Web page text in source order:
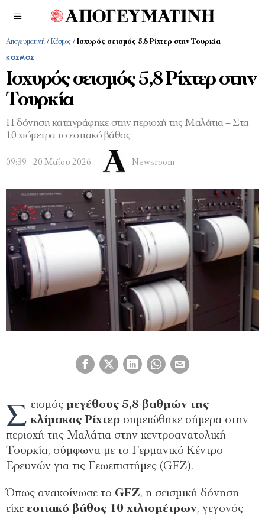
Απογευματινή / Κόσμος / Ισχυρός σεισμός 5,8 Ρίχτερ στην Τουρκία
ΚΌΣΜΟΣ
Ισχυρός σεισμός 5,8 Ρίχτερ στην
Τουρκία
Η δόνηση καταγράφηκε στην περιοχή της Μαλάτια – Στα
10 χιόμετρα το εστιακό βάθος
09:39 - 20 Μαΐου 2026 Newsroom
Σ εισμός μεγέθους 5,8 βαθμών της
κλίμακας Ρίχτερ σημειώθηκε σήμερα στην
περιοχή της Μαλάτια στην κεντροανατολική
Τουρκία, σύμφωνα με το Γερμανικό Κέντρο
Ερευνών για τις Γεωεπιστήμες (GFZ).
Όπως ανακοίνωσε το GFZ, η σεισμική δόνηση
είχε εστιακό βάθος 10 χιλιομέτρων, γεγονός